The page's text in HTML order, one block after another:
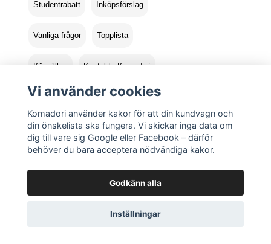
Studentrabatt Inköpsförslag
Vanliga frågor Topplista
Köpvillkor Kontakta Komadori
Logga in Returer
Vi använder cookies
Komadori använder kakor för att din kundvagn och
din önskelista ska fungera. Vi skickar inga data om
dig till vare sig Google eller Facebook – därför
behöver du bara acceptera nödvändiga kakor.
Godkänn alla
Inställningar